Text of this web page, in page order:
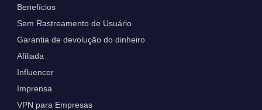
Benefícios
Sem Rastreamento de Usuário
Garantia de devolução do dinheiro
Afiliada
Influencer
Imprensa
VPN para Empresas